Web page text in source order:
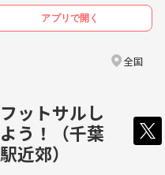
アプリで開く
全国
フットサルし
よう！（千葉
駅近郊）